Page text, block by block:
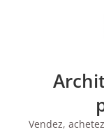
Vendez,